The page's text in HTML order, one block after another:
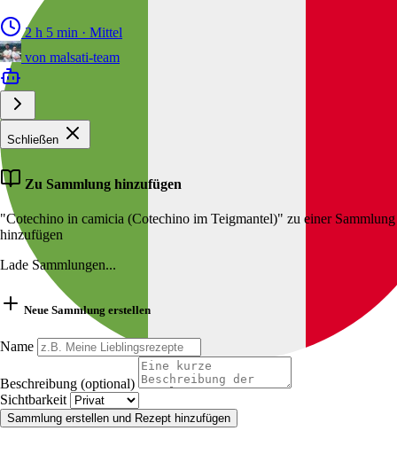
2 h 5 min · Mittel
von malsati-team
Schließen
Zu Sammlung hinzufügen
"Cotechino in camicia (Cotechino im Teigmantel)" zu einer Sammlung
hinzufügen
Lade Sammlungen...
Neue Sammlung erstellen
Name
Beschreibung (optional)
Sichtbarkeit
Sammlung erstellen und Rezept hinzufügen